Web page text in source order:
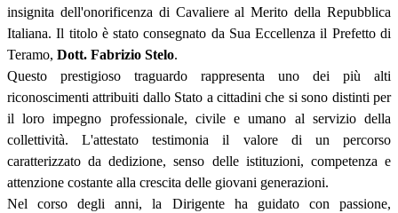
insignita dell'onorificenza di Cavaliere al Merito della Repubblica
Italiana. Il titolo è stato consegnato da Sua Eccellenza il Prefetto di
Teramo, Dott. Fabrizio Stelo.
Questo prestigioso traguardo rappresenta uno dei più alti
riconoscimenti attribuiti dallo Stato a cittadini che si sono distinti per
il loro impegno professionale, civile e umano al servizio della
collettività. L'attestato testimonia il valore di un percorso
caratterizzato da dedizione, senso delle istituzioni, competenza e
attenzione costante alla crescita delle giovani generazioni.
Nel corso degli anni, la Dirigente ha guidato con passione,